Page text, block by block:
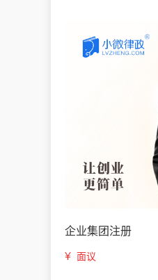
企业集团注册
¥ 面议